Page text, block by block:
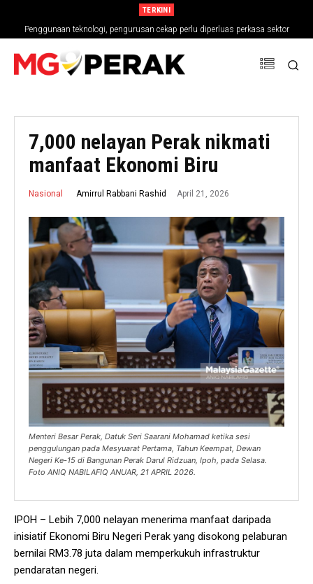
TERKINI
Penggunaan teknologi, pengurusan cekap perlu diperluas perkasa sektor
pertanian
7,000 nelayan Perak nikmati
manfaat Ekonomi Biru
Nasional Amirrul Rabbani Rashid April 21, 2026
Menteri Besar Perak, Datuk Seri Saarani Mohamad ketika sesi
penggulungan pada Mesyuarat Pertama, Tahun Keempat, Dewan
Negeri Ke-15 di Bangunan Perak Darul Ridzuan, Ipoh, pada Selasa.
Foto ANIQ NABILAFIQ ANUAR, 21 APRIL 2026.
IPOH – Lebih 7,000 nelayan menerima manfaat daripada
inisiatif Ekonomi Biru Negeri Perak yang disokong pelaburan
bernilai RM3.78 juta dalam memperkukuh infrastruktur
pendaratan negeri.